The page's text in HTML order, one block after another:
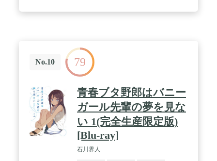
No.10 79
青春ブタ野郎はバニー
ガール先輩の夢を見な
い 1(完全生産限定版)
[Blu-ray]
石川界人